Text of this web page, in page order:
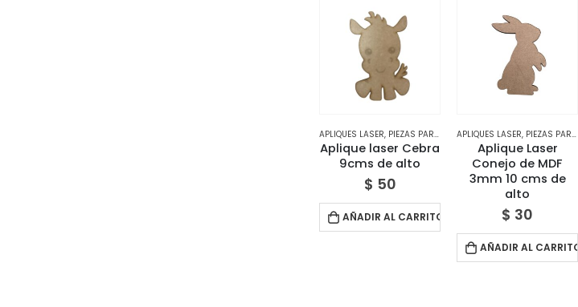
APLIQUES LASER, PIEZAS PARA DECORAR ,TIENDA
Aplique laser Cebra
9cms de alto
$ 50
AÑADIR AL CARRITO
APLIQUES LASER, PIEZAS PARA DECORAR
Aplique Laser
Conejo de MDF
3mm 10 cms de
alto
$ 30
AÑADIR AL CARRITO